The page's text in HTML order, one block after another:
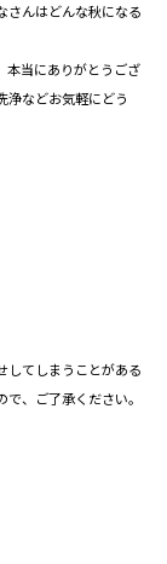
さんはどんな秋になる
本当にありがとうござ
などお気軽にどう
してしまうことがある
、ご了承ください。